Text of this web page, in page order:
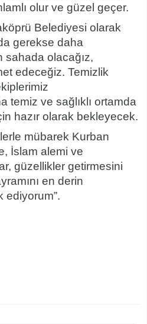
olur ve güzel geçer.
Belediyesi olarak
gerekse daha
sahada olacağız,
edeceğiz. Temizlik
temiz ve sağlıklı ortamda
hazır olarak bekleyecek.
mübarek Kurban
İslam alemi ve
güzellikler getirmesini
en derin
ediyorum”.